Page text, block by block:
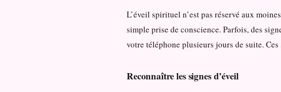
L’éveil spirituel n’est pas réservé aux
simple prise de conscience. Parfois, des
votre téléphone plusieurs jours de suite.
Reconnaître les signes d’éveil